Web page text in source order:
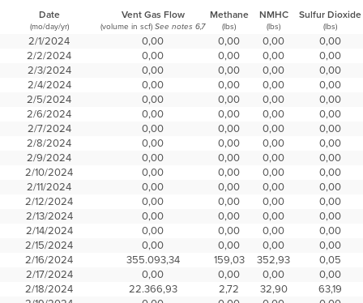
Date Vent Gas Flow Methane NMHC Sulfur Dioxide
(mo/day/yr) (volume in scf) See notes 6,7 (lbs) (lbs) (lbs)
2/1/2024 0,00 0,00 0,00
0,00
2/2/2024
0,00 0,00 0,00
0,00
2/3/2024
0,00 0,00 0,00
0,00
2/4/2024
0,00 0,00 0,00
0,00
2/5/2024
0,00 0,00 0,00
0,00
2/6/2024
0,00 0,00 0,00
0,00
2/7/2024
0,00 0,00 0,00
0,00
2/8/2024
0,00 0,00 0,00
0,00
2/9/2024
0,00 0,00 0,00
0,00
2/10/2024
0,00 0,00 0,00
0,00
2/11/2024
0,00 0,00 0,00
0,00
2/12/2024
0,00 0,00 0,00
0,00
2/13/2024
0,00 0,00 0,00
0,00
2/14/2024
0,00 0,00 0,00
0,00
2/15/2024
0,00 0,00 0,00
0,00
2/16/2024
355.093,34 159,03 352,93
0,05
2/17/2024
0,00 0,00 0,00
0,00
2/18/2024
22.366,93 2,72 32,90
63,19